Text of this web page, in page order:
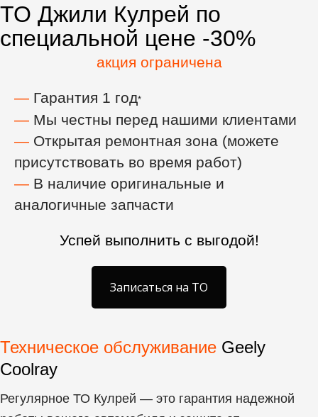
ТО Джили Кулрей по
специальной цене -30%
акция ограничена
— Гарантия 1 год*
— Мы честны перед нашими клиентами
— Открытая ремонтная зона (можете
присутствовать во время работ)
— В наличие оригинальные и
аналогичные запчасти
Успей выполнить с выгодой!
Записаться на ТО
Техническое обслуживание Geely
Coolray
Регулярное ТО Кулрей — это гарантия надежной